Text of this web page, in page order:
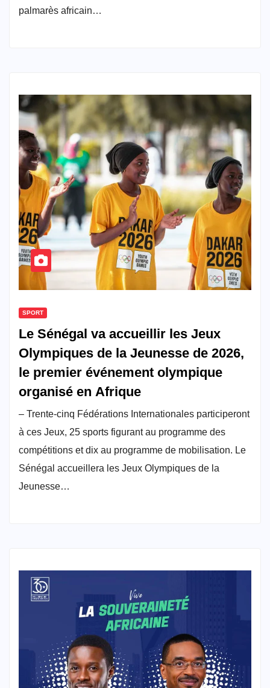
palmarès africain…
SPORT
Le Sénégal va accueillir les Jeux
Olympiques de la Jeunesse de 2026,
le premier événement olympique
organisé en Afrique
– Trente-cinq Fédérations Internationales participeront
à ces Jeux, 25 sports figurant au programme des
compétitions et dix au programme de mobilisation. Le
Sénégal accueillera les Jeux Olympiques de la
Jeunesse…